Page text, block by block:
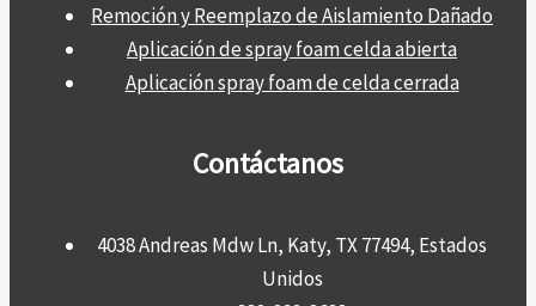
Remoción y Reemplazo de Aislamiento Dañado
Aplicación de spray foam celda abierta
Aplicación spray foam de celda cerrada
Contáctanos
4038 Andreas Mdw Ln, Katy, TX 77494, Estados
Unidos